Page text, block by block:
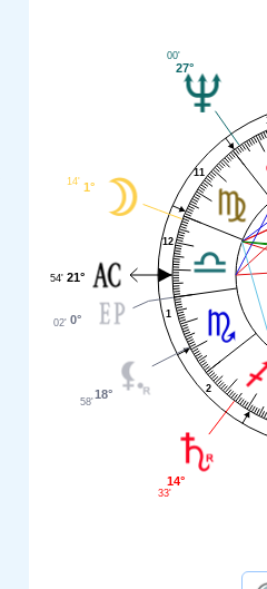
1
2
11
12
27°
00'
1°
14'
21°
54'
0°
02'
18°
58'
14°
33'